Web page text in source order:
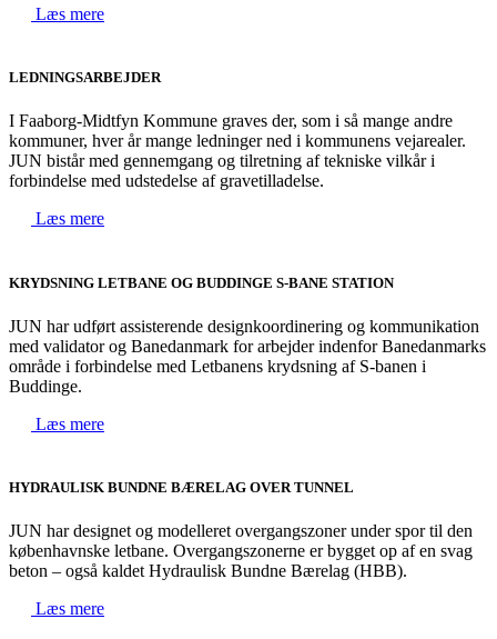
Læs mere
LEDNINGSARBEJDER
I Faaborg-Midtfyn Kommune graves der, som i så mange andre
kommuner, hver år mange ledninger ned i kommunens vejarealer.
JUN bistår med gennemgang og tilretning af tekniske vilkår i
forbindelse med udstedelse af gravetilladelse.
Læs mere
KRYDSNING LETBANE OG BUDDINGE S-BANE STATION
JUN har udført assisterende designkoordinering og kommunikation
med validator og Banedanmark for arbejder indenfor Banedanmarks
område i forbindelse med Letbanens krydsning af S-banen i
Buddinge.
Læs mere
HYDRAULISK BUNDNE BÆRELAG OVER TUNNEL
JUN har designet og modelleret overgangszoner under spor til den
københavnske letbane. Overgangszonerne er bygget op af en svag
beton – også kaldet Hydraulisk Bundne Bærelag (HBB).
Læs mere